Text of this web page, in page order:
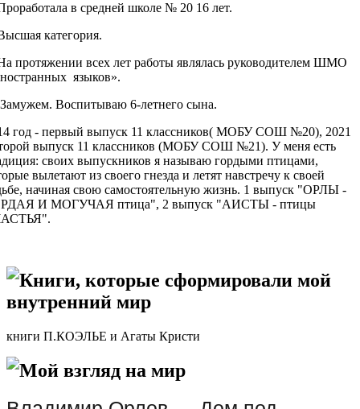
в средней школе № 20 16 лет.
категория.
всех лет работы являлась руководителем ШМО
языков».
Воспитываю 6-летнего сына.
год - первый выпуск 11 классников( МОБУ СОШ №20), 2021
выпуск 11 классников (МОБУ СОШ №21). У меня есть
своих выпускников я называю гордыми птицами,
вылетают из своего гнезда и летят навстречу к своей
начиная свою самостоятельную жизнь. 1 выпуск "ОРЛЫ -
И МОГУЧАЯ птица", 2 выпуск "АИСТЫ - птицы
Книги, которые сформировали мой
внутренний мир
книги П.КОЭЛЬЕ и Агаты Кристи
Мой взгляд на мир